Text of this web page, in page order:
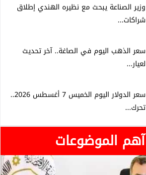
وزير الصناعة يبحث مع نظيره الهندي إطلاق
شراكات...
سعر الذهب اليوم في الصاغة.. آخر تحديث
لعيار...
سعر الدولار اليوم الخميس 7 أغسطس 2026..
تحرك...
آهم الموضوعات